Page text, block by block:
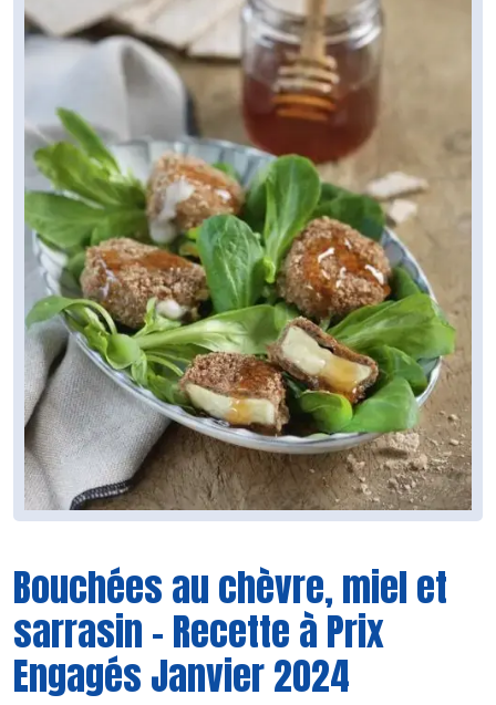
Bouchées au chèvre, miel et
sarrasin - Recette à Prix
Engagés Janvier 2024